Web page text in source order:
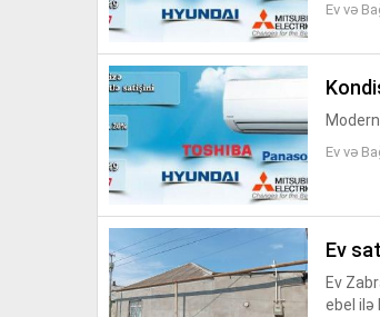
Ev və
Ev və
ev
Ev
ebel ilə